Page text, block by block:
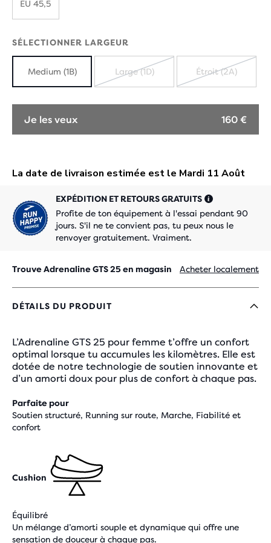
EU 45,5
SÉLECTIONNER LARGEUR
Medium (1B) Large (1D) Étroit (2A)
Je les veux 160 €
EXPÉDITION ET RETOURS GRATUITS
Profite de ton équipement à l'essai pendant 90
jours. S'il ne te convient pas, tu peux nous le
renvoyer gratuitement. Vraiment.
Trouve Adrenaline GTS 25 en magasin Acheter localement
DÉTAILS DU PRODUIT
L’Adrenaline GTS 25 pour femme t’offre un confort
optimal lorsque tu accumules les kilomètres. Elle est
dotée de notre technologie de soutien innovante et
d’un amorti doux pour plus de confort à chaque pas.
Parfaite pour
Soutien structuré, Running sur route, Marche, Fiabilité et
confort
Cushion
Équilibré
Un mélange d’amorti souple et dynamique qui offre une
sensation de douceur à chaque pas.